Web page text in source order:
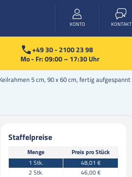
KONTO KONTAKT
+49 30 - 2100 23 98
Mo - Fr: 09:00 – 17:30 Uhr
5 cm, 90 x 60 cm, fertig aufgespannt
Staffelpreise
Menge
Preis pro Stück
1 Stk.
48,01 €
2 Stk.
46,00 €